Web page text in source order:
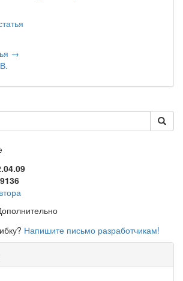
→
9136
Напишите письмо разработчикам!